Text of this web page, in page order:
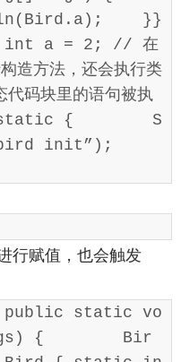
}}
int a = 2; // 在
造方法，还会执行类
码块里的语句被执
static {        S
init”);
行赋值，也会触发
public static vo
{        Bir